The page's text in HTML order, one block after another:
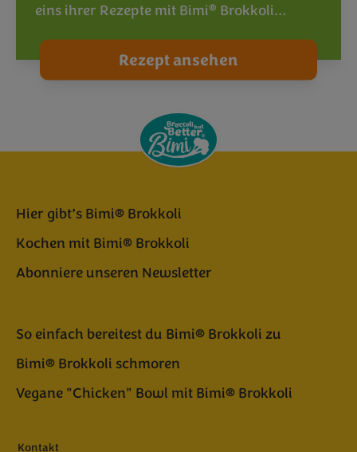
eins ihrer Rezepte mit Bimi® Brokkoli…
Rezept ansehen
Hier gibt’s Bimi® Brokkoli
Kochen mit Bimi® Brokkoli
Abonniere unseren Newsletter
So einfach bereitest du Bimi® Brokkoli zu
Bimi® Brokkoli schmoren
Vegane "Chicken" Bowl mit Bimi® Brokkoli
Kontakt